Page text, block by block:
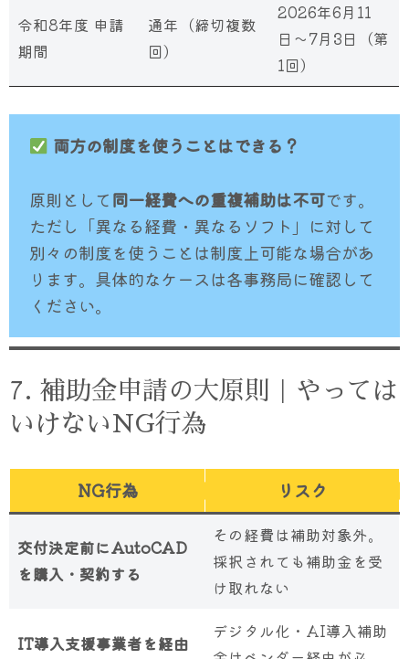
令和8年度 申請
期間
通年（締切複数
回）
2026年6月11
日〜7月3日（第
1回）
両方の制度を使うことはできる？
原則として同一経費への重複補助は不可です。
ただし「異なる経費・異なるソフト」に対して
別々の制度を使うことは制度上可能な場合があ
ります。具体的なケースは各事務局に確認して
ください。
7. 補助金申請の大原則｜やっては
いけないNG行為
NG行為 リスク
交付決定前にAutoCAD
を購入・契約する
その経費は補助対象外。
採択されても補助金を受
け取れない
IT導入支援事業者を経由
デジタル化・AI導入補助